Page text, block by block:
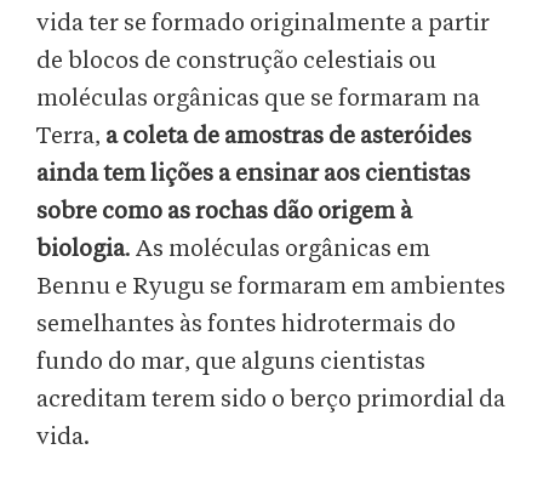
vida ter se formado originalmente a partir
de blocos de construção celestiais ou
moléculas orgânicas que se formaram na
Terra, a coleta de amostras de asteróides
ainda tem lições a ensinar aos cientistas
sobre como as rochas dão origem à
biologia. As moléculas orgânicas em
Bennu e Ryugu se formaram em ambientes
semelhantes às fontes hidrotermais do
fundo do mar, que alguns cientistas
acreditam terem sido o berço primordial da
vida.